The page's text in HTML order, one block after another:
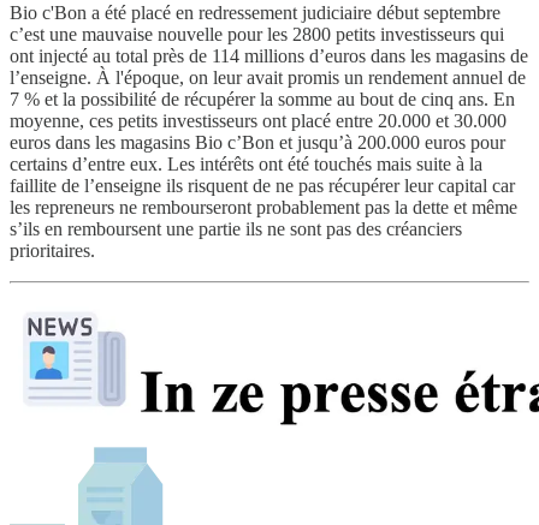
Bio c'Bon a été placé en redressement judiciaire début septembre
c’est une mauvaise nouvelle pour les 2800 petits investisseurs qui
ont injecté au total près de 114 millions d’euros dans les magasins de
l’enseigne. À l'époque, on leur avait promis un rendement annuel de
7 % et la possibilité de récupérer la somme au bout de cinq ans. En
moyenne, ces petits investisseurs ont placé entre 20.000 et 30.000
euros dans les magasins Bio c’Bon et jusqu’à 200.000 euros pour
certains d’entre eux. Les intérêts ont été touchés mais suite à la
faillite de l’enseigne ils risquent de ne pas récupérer leur capital car
les repreneurs ne rembourseront probablement pas la dette et même
s’ils en remboursent une partie ils ne sont pas des créanciers
prioritaires.